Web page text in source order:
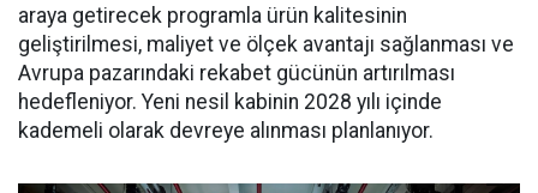
araya getirecek programla ürün kalitesinin
geliştirilmesi, maliyet ve ölçek avantajı sağlanması ve
Avrupa pazarındaki rekabet gücünün artırılması
hedefleniyor. Yeni nesil kabinin 2028 yılı içinde
kademeli olarak devreye alınması planlanıyor.